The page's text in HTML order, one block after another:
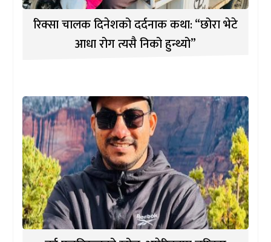
रिक्सा चालक दिनेशको दर्दनाक कथा: “छोरा भेटे
आधा रोग त्यसै निको हुन्थ्यो”